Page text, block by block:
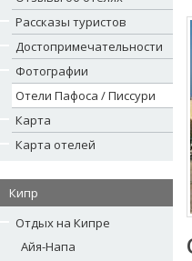
Рассказы туристов
Достопримечательности
Фотографии
Отели Пафоса / Писсури
Карта
Карта отелей
Кипр
Отдых на Кипре
Айя-Напа